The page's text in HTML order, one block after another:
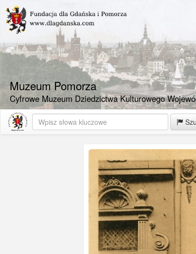
Muzeum Pomorza
Cyfrowe Muzeum Dziedzictwa Kulturowego